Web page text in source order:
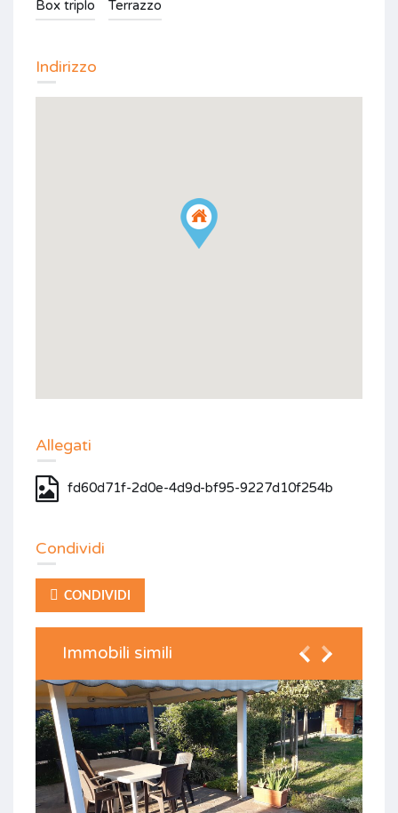
Box triplo Terrazzo
Indirizzo
Allegati
fd60d71f-2d0e-4d9d-bf95-9227d10f254b
Condividi
CONDIVIDI
Immobili simili